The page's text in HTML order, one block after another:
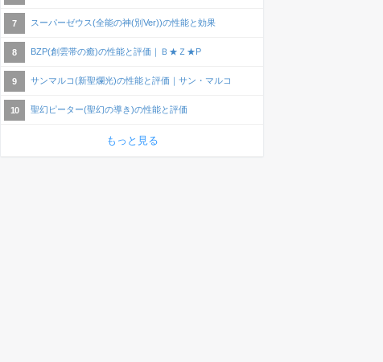
スーパーゼウス(全能の神(別Ver))の性能と効果
BZP(創雲帯の癒)の性能と評価｜Ｂ★Ｚ★P
サンマルコ(新聖爛光)の性能と評価｜サン・マルコ
聖幻ピーター(聖幻の導き)の性能と評価
もっと見る